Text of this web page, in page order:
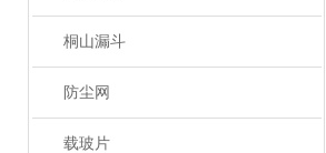
桐山漏斗
防尘网
载玻片